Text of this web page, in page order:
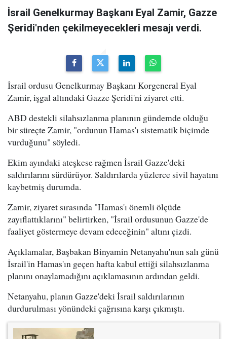
İsrail Genelkurmay Başkanı Eyal Zamir, Gazze
Şeridi'nden çekilmeyecekleri mesajı verdi.
İsrail ordusu Genelkurmay Başkanı Korgeneral Eyal
Zamir, işgal altındaki Gazze Şeridi'ni ziyaret etti.
ABD destekli silahsızlanma planının gündemde olduğu
bir süreçte Zamir, "ordunun Hamas'ı sistematik biçimde
vurduğunu" söyledi.
Ekim ayındaki ateşkese rağmen İsrail Gazze'deki
saldırılarını sürdürüyor. Saldırılarda yüzlerce sivil hayatını
kaybetmiş durumda.
Zamir, ziyaret sırasında "Hamas'ı önemli ölçüde
zayıflattıklarını" belirtirken, "İsrail ordusunun Gazze'de
faaliyet göstermeye devam edeceğinin" altını çizdi.
Açıklamalar, Başbakan Binyamin Netanyahu'nun salı günü
İsrail'in Hamas'ın geçen hafta kabul ettiği silahsızlanma
planını onaylamadığını açıklamasının ardından geldi.
Netanyahu, planın Gazze'deki İsrail saldırılarının
durdurulması yönündeki çağrısına karşı çıkmıştı.